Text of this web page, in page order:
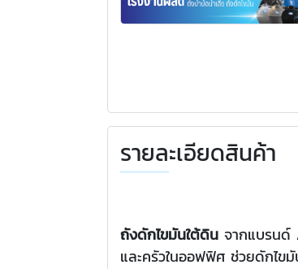
รายละเอียดสินค้า
ถังดักไขมันใต้ดิน จากแบรนด์
และครัวในออฟฟิศ ช่วยดักไข